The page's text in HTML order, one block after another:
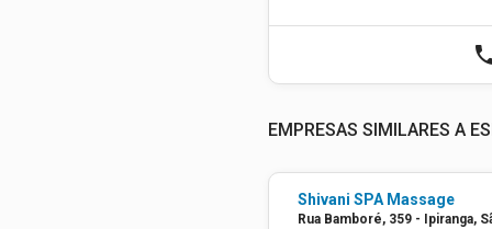
EMPRESAS SIMILARES A
Shivani SPA Massage
Rua Bamboré, 359 - Ipiranga,